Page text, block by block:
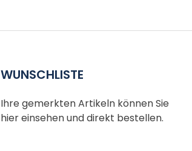
WUNSCHLISTE
Ihre gemerkten Artikeln können Sie
hier einsehen und direkt bestellen.